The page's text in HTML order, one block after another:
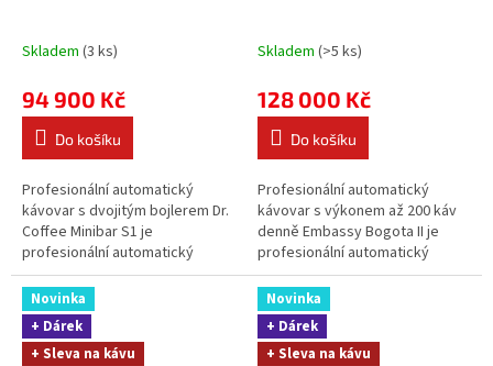
Skladem (3 ks)
94 900 Kč
Do košíku
Profesionální automatický
kávovar s dvojitým bojlerem Dr.
Coffee Minibar S1 je
profesionální automatický
kávovar určený pro náročné
kanceláře a komerční...
Skladem (>5 ks)
128 000 Kč
Do košíku
Profesionální automatický
kávovar s výkonem až 200 káv
denně Embassy Bogota II je
profesionální automatický
kávovar určený pro provozy s
vysokou denní...
Novinka
+ Dárek
+ Sleva na kávu
Novinka
+ Dárek
+ Sleva na kávu